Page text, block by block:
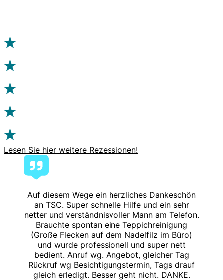
Lesen Sie hier weitere Rezessionen!
Auf diesem Wege ein herzliches Dankeschön
an TSC. Super schnelle Hilfe und ein sehr
netter und verständnisvoller Mann am Telefon.
Brauchte spontan eine Teppichreinigung
(Große Flecken auf dem Nadelfilz im Büro)
und wurde professionell und super nett
bedient. Anruf wg. Angebot, gleicher Tag
Rückruf wg Besichtigungstermin, Tags drauf
gleich erledigt. Besser geht nicht. DANKE.